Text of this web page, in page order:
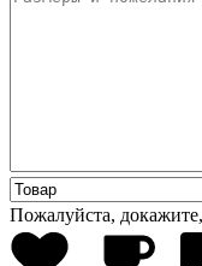
Пожалуйста,